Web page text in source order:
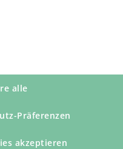
alle
Präferenzen
akzeptieren